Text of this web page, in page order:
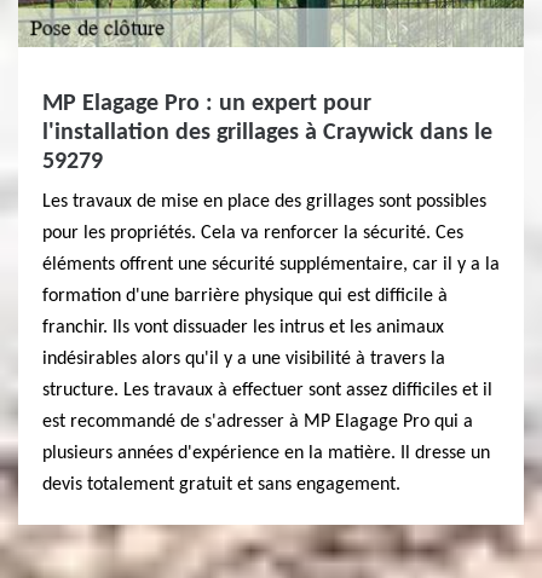
MP Elagage Pro : un expert pour
l'installation des grillages à Craywick dans le
59279
Les travaux de mise en place des grillages sont possibles
pour les propriétés. Cela va renforcer la sécurité. Ces
éléments offrent une sécurité supplémentaire, car il y a la
formation d'une barrière physique qui est difficile à
franchir. Ils vont dissuader les intrus et les animaux
indésirables alors qu'il y a une visibilité à travers la
structure. Les travaux à effectuer sont assez difficiles et il
est recommandé de s'adresser à MP Elagage Pro qui a
plusieurs années d'expérience en la matière. Il dresse un
devis totalement gratuit et sans engagement.